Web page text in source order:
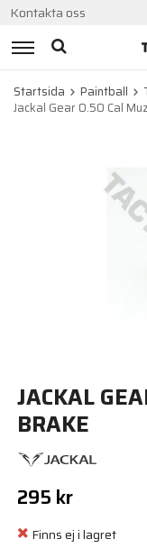
Kontakta oss
Startsida Paintball
Jackal Gear 0.50 Cal
JACKAL
BRAKE
295 kr
Finns ej i lagret